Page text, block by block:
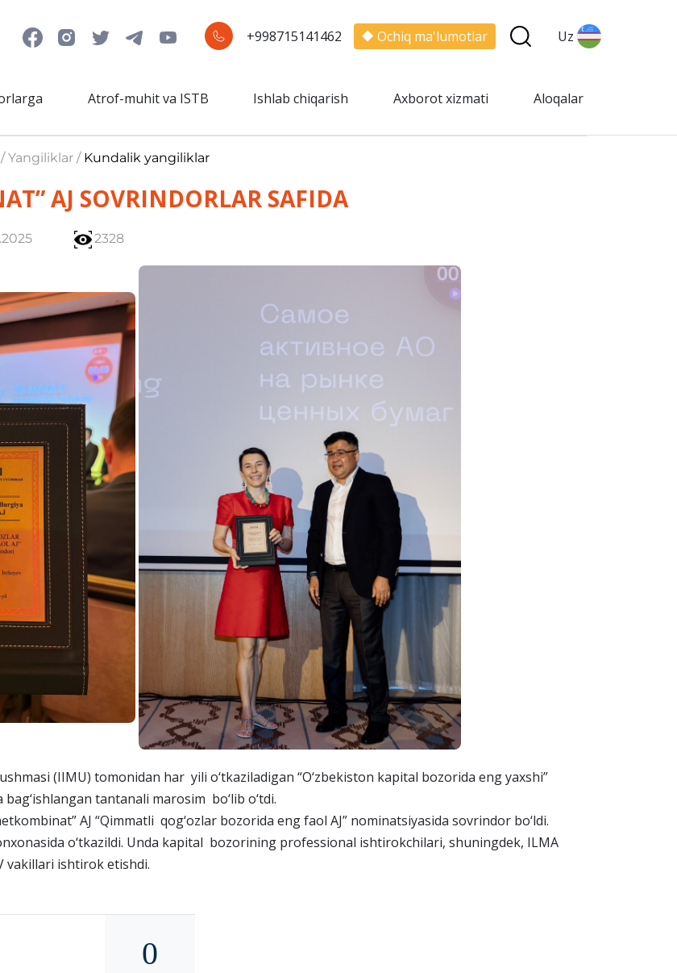
+998715141462 Ochiq ma'lumotlar Uz
Atrof-muhit va ISTB Ishlab chiqarish Axborot xizmati Aloqalar
Yangiliklar / Kundalik yangiliklar
AJ SOVRINDORLAR SAFIDA
2328
(IIMU) tomonidan har yili o‘tkaziladigan “O‘zbekiston kapital bozorida eng yaxshi”
tantanali marosim bo‘lib o‘tdi.
AJ “Qimmatli qog‘ozlar bozorida eng faol AJ” nominatsiyasida sovrindor bo‘ldi.
o‘tkazildi. Unda kapital bozorining professional ishtirokchilari, shuningdek, ILMA
vakillari ishtirok etishdi.
0